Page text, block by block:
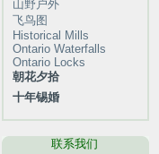
山野户外
飞鸟图
Historical Mills
Ontario Waterfalls
Ontario Locks
朝花夕拾
十年锡婚
联系我们